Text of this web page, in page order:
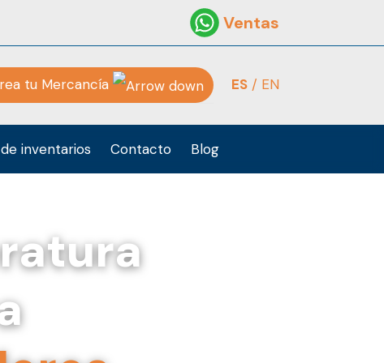
Ventas
tu Mercancía ES / EN
inventarios Contacto Blog